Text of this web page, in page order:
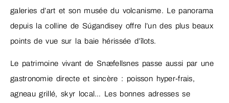
galeries d’art et son musée du volcanisme. Le panorama
depuis la colline de Súgandisey offre l’un des plus beaux
points de vue sur la baie hérissée d’îlots.
Le patrimoine vivant de Snæfellsnes passe aussi par une
gastronomie directe et sincère : poisson hyper-frais,
agneau grillé, skyr local… Les bonnes adresses se